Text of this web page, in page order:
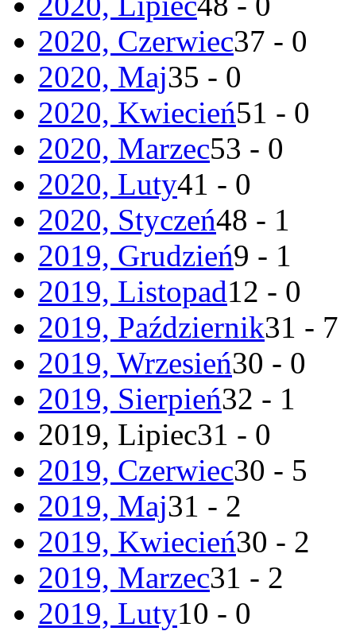
2020, Czerwiec37 - 0
2020, Maj35 - 0
2020, Kwiecień51 - 0
2020, Marzec53 - 0
2020, Luty41 - 0
2020, Styczeń48 - 1
2019, Grudzień9 - 1
2019, Listopad12 - 0
2019, Październik31 - 7
2019, Wrzesień30 - 0
2019, Sierpień32 - 1
2019, Lipiec31 - 0
2019, Czerwiec30 - 5
2019, Maj31 - 2
2019, Kwiecień30 - 2
2019, Marzec31 - 2
2019, Luty10 - 0